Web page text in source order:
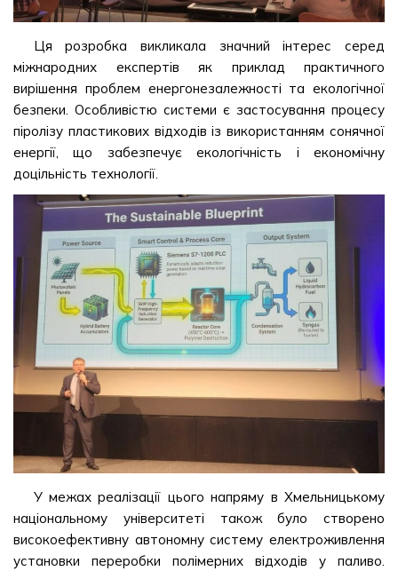
Ця розробка викликала значний інтерес серед
міжнародних експертів як приклад практичного
вирішення проблем енергонезалежності та екологічної
безпеки. Особливістю системи є застосування процесу
піролізу пластикових відходів із використанням сонячної
енергії, що забезпечує екологічність і економічну
доцільність технології.
У межах реалізації цього напряму в Хмельницькому
національному університеті також було створено
високоефективну автономну систему електроживлення
установки переробки полімерних відходів у паливо.